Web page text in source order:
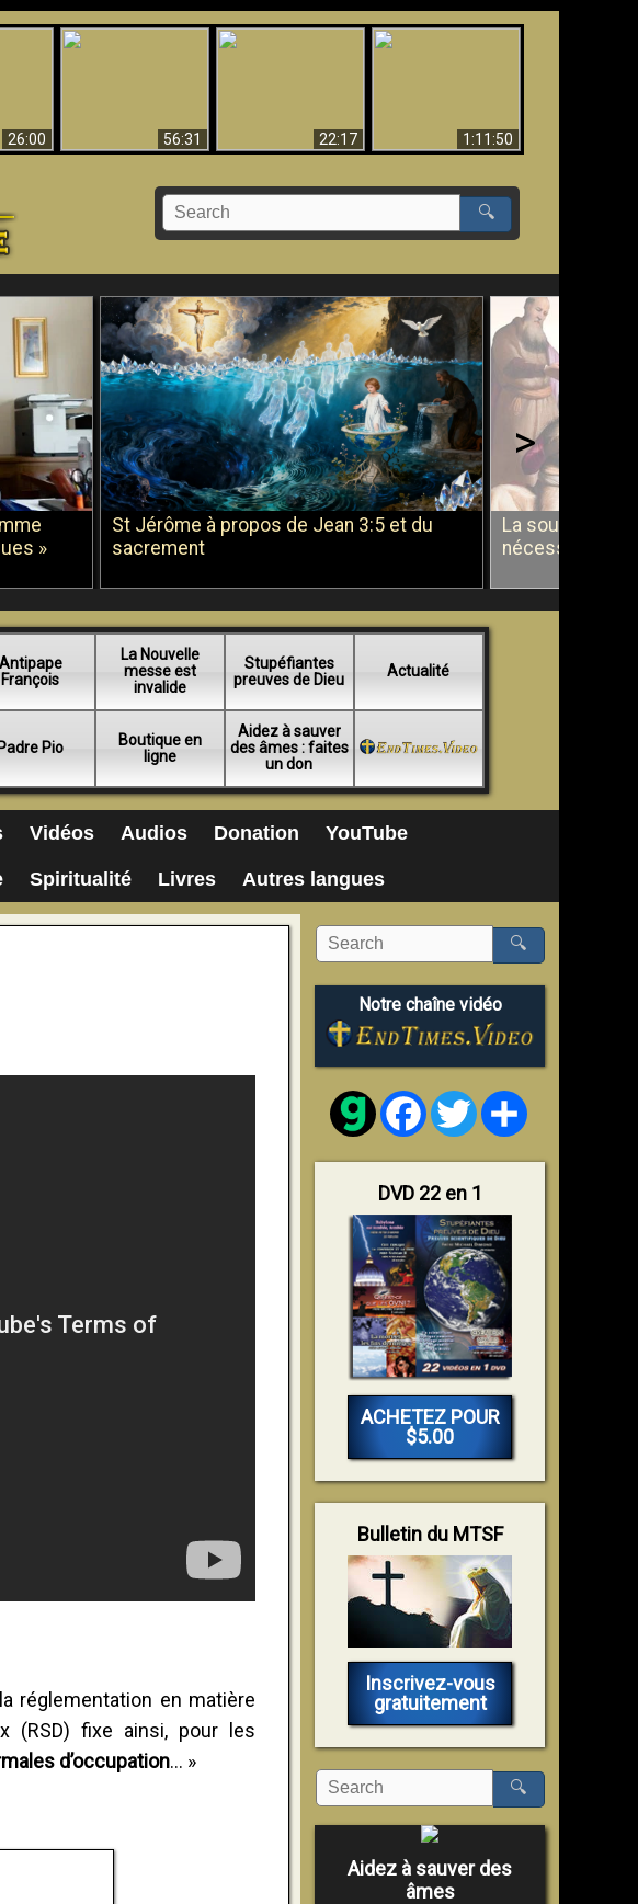
26:00 56:31 22:17
1:11:50
🔍
»
St Jérôme à propos de Jean 3:5 et du
sacrement
La soumission
nécessité du
>
Antipape
François
La Nouvelle
messe est
invalide
Stupéfiantes
preuves de Dieu
Actualité
Padre Pio
Boutique en
ligne
Aidez à sauver
des âmes : faites
un don
Vidéos Audios Donation YouTube
Spiritualité Livres Autres langues
réglementation en matière
(RSD) fixe ainsi, pour les
d’occupation… »
🔍
Notre chaîne vidéo
FacebookTwitter
DVD 22 en 1
ACHETEZ POUR
$5.00
Bulletin du MTSF
Inscrivez-vous
gratuitement
🔍
Aidez à sauver des
âmes